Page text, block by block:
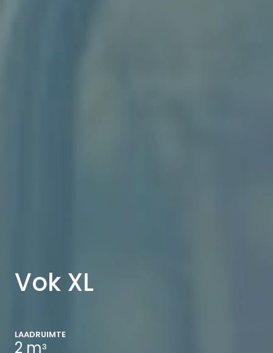
Vok XL
LAADRUIMTE
2 mᶟ